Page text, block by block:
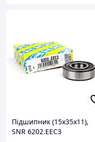
Підшипник (15x35x11),
SNR 6202.EEC3